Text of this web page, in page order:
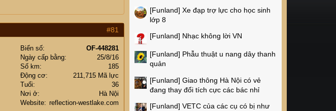
#81
Biển số
OF-448281
Ngày cấp bằng
25/8/16
Số km
185
Động cơ
211,715 Mã lực
Tuổi
36
Nơi ở
Hà Nội
Website
reflection-westlake.com
[Funland] Xe đạp trợ lực cho học sinh
lớp 8
[Funland] Nhạc không lời VN
[Funland] Phẫu thuật u nang dây thanh
quản
[Funland] Giao thông Hà Nội có vẻ
đang thay đổi tích cực các bác nhỉ
[Funland] VETC của các cụ có bị như